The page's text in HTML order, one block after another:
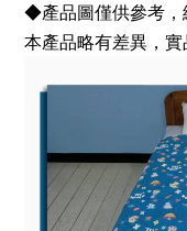
◆產品圖僅供參考，
本產品略有差異，實